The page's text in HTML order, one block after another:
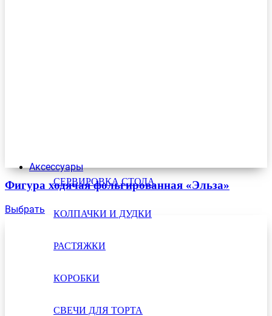
Аксессуары
СЕРВИРОВКА СТОЛА
КОЛПАЧКИ И ДУДКИ
РАСТЯЖКИ
КОРОБКИ
СВЕЧИ ДЛЯ ТОРТА
Фигура ходячая фольгированная «Эльза»
Выбрать